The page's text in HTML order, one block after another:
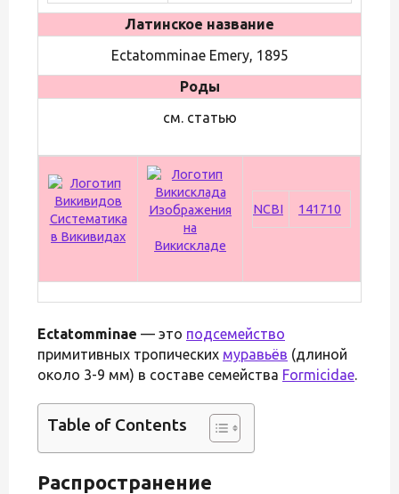
Латинское название
Ectatomminae Emery, 1895
Роды
см. статью
Систематика
в Викивидах
Изображения
на
Викискладе
NCBI 141710
Ectatomminae — это подсемейство
примитивных тропических муравьёв (длиной
около 3-9 мм) в составе семейства Formicidae.
Table of Contents
Распространение